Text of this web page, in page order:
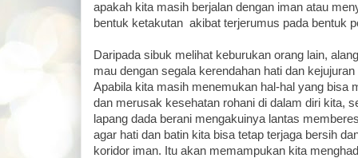
apakah kita masih berjalan dengan iman atau
bentuk ketakutan akibat terjerumus pada bentuk
Daripada sibuk melihat keburukan orang lain,
mau dengan segala kerendahan hati dan
Apabila kita masih menemukan hal-hal yang bisa
dan merusak kesehatan rohani di dalam diri kita,
lapang dada berani mengakuinya lantas
agar hati dan batin kita bisa tetap terjaga bersih
koridor iman. Itu akan memampukan kita